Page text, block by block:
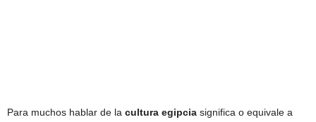
Para muchos hablar de la cultura egipcia significa o equivale a